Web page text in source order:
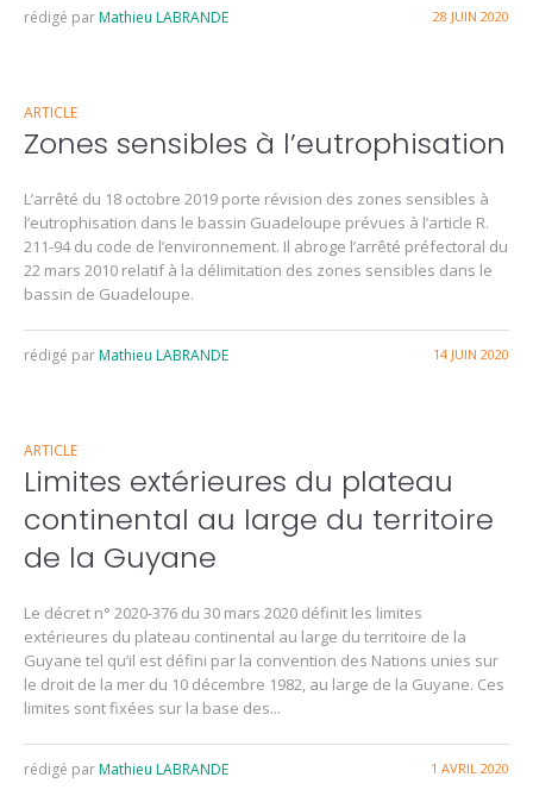
28 JUIN 2020
rédigé parMathieu LABRANDE
ARTICLE
Zones sensibles à l’eutrophisation
L’arrêté du 18 octobre 2019 porte révision des zones sensibles à
l’eutrophisation dans le bassin Guadeloupe prévues à l’article R.
211-94 du code de l’environnement. Il abroge l’arrêté préfectoral du
22 mars 2010 relatif à la délimitation des zones sensibles dans le
bassin de Guadeloupe.
14 JUIN 2020
rédigé parMathieu LABRANDE
ARTICLE
Limites extérieures du plateau
continental au large du territoire
de la Guyane
Le décret n° 2020-376 du 30 mars 2020 définit les limites
extérieures du plateau continental au large du territoire de la
Guyane tel qu’il est défini par la convention des Nations unies sur
le droit de la mer du 10 décembre 1982, au large de la Guyane. Ces
limites sont fixées sur la base des...
1 AVRIL 2020
rédigé parMathieu LABRANDE